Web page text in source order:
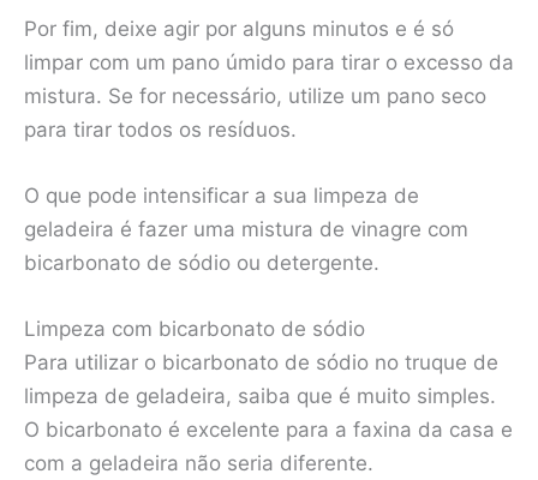
Por fim, deixe agir por alguns minutos e é só
limpar com um pano úmido para tirar o excesso da
mistura. Se for necessário, utilize um pano seco
para tirar todos os resíduos.
O que pode intensificar a sua limpeza de
geladeira é fazer uma mistura de vinagre com
bicarbonato de sódio ou detergente.
Limpeza com bicarbonato de sódio
Para utilizar o bicarbonato de sódio no truque de
limpeza de geladeira, saiba que é muito simples.
O bicarbonato é excelente para a faxina da casa e
com a geladeira não seria diferente.